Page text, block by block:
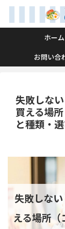
ホーム
お問い合
失敗しな
買える場
と種類・
失敗しな
える場所